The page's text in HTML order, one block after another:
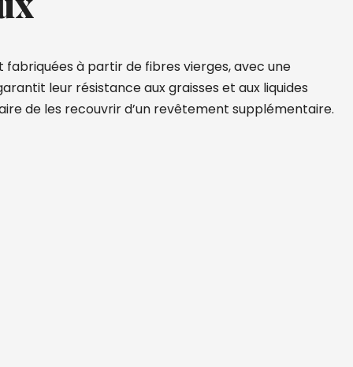
fabriquées à partir de fibres vierges, avec une
leur résistance aux graisses et aux liquides
de les recouvrir d’un revêtement supplémentaire.